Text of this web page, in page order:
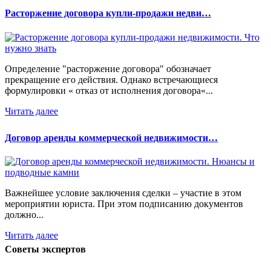
Расторжение договора купли-продажи недви…
Определение "расторжение договора" обозначает
прекращение его действия. Однако встречающиеся
формулировки « отказ от исполнения договора«...
Читать далее
Договор аренды коммерческой недвижимости…
Важнейшее условие заключения сделки – участие в этом
мероприятии юриста. При этом подписанию документов
должно...
Читать далее
Советы экспертов